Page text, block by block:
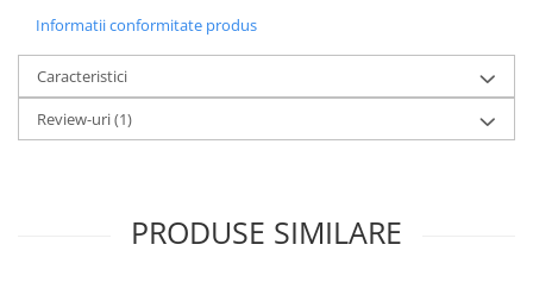
Informatii conformitate produs
Caracteristici
Review-uri(1)
PRODUSE SIMILARE